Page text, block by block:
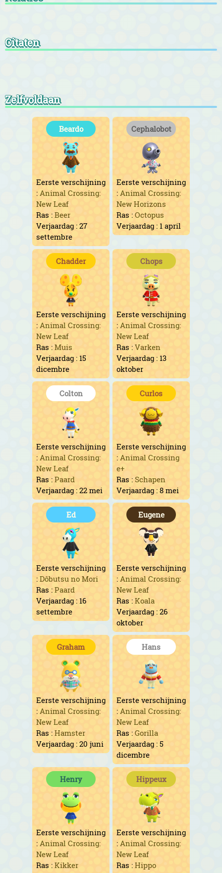
Citaten
Zelfvoldaan
Beardo
Eerste verschijning
: Animal Crossing:
New Leaf
Ras : Beer
Verjaardag : 27
settembre
Cephalobot
Eerste verschijning
: Animal Crossing:
New Horizons
Ras : Octopus
Verjaardag : 1 april
Chadder
Eerste verschijning
: Animal Crossing:
New Leaf
Ras : Muis
Verjaardag : 15
dicembre
Chops
Eerste verschijning
: Animal Crossing:
New Leaf
Ras : Varken
Verjaardag : 13
oktober
Colton
Eerste verschijning
: Animal Crossing:
New Leaf
Ras : Paard
Verjaardag : 22 mei
Curlos
Eerste verschijning
: Animal Crossing
e+
Ras : Schapen
Verjaardag : 8 mei
Ed
Eerste verschijning
: Dôbutsu no Mori
Ras : Paard
Verjaardag : 16
settembre
Eugene
Eerste verschijning
: Animal Crossing:
New Leaf
Ras : Koala
Verjaardag : 26
oktober
Graham
Eerste verschijning
: Animal Crossing:
New Leaf
Ras : Hamster
Verjaardag : 20 juni
Hans
Eerste verschijning
: Animal Crossing:
New Leaf
Ras : Gorilla
Verjaardag : 5
dicembre
Henry
Eerste verschijning
: Animal Crossing:
New Leaf
Ras : Kikker
Hippeux
Eerste verschijning
: Animal Crossing:
New Leaf
Ras : Hippo